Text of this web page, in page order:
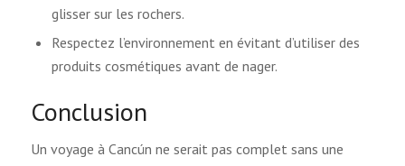
glisser sur les rochers.
Respectez l’environnement en évitant d’utiliser des
produits cosmétiques avant de nager.
Conclusion
Un voyage à Cancún ne serait pas complet sans une